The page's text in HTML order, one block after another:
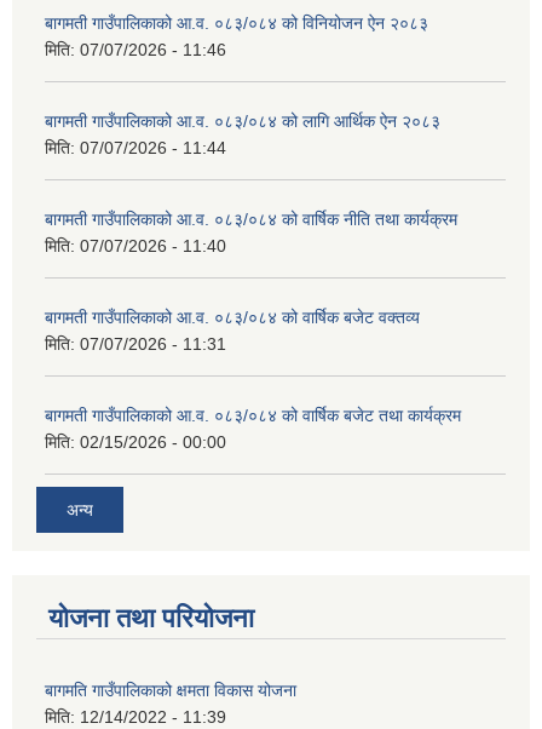
बागमती गाउँपालिकाको आ.व. ०८३/०८४ को विनियोजन ऐन २०८३
मिति: 07/07/2026 - 11:46
बागमती गाउँपालिकाको आ.व. ०८३/०८४ को लागि आर्थिक ऐन २०८३
मिति: 07/07/2026 - 11:44
बागमती गाउँपालिकाको आ.व. ०८३/०८४ को वार्षिक नीति तथा कार्यक्रम
मिति: 07/07/2026 - 11:40
बागमती गाउँपालिकाको आ.व. ०८३/०८४ को वार्षिक बजेट वक्तव्य
मिति: 07/07/2026 - 11:31
बागमती गाउँपालिकाको आ.व. ०८३/०८४ को वार्षिक बजेट तथा कार्यक्रम
मिति: 02/15/2026 - 00:00
अन्य
योजना तथा परियोजना
बागमति गाउँपालिकाको क्षमता विकास योजना
मिति: 12/14/2022 - 11:39